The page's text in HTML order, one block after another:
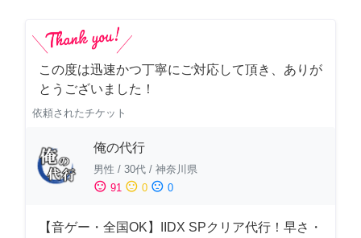
この度は迅速かつ丁寧にご対応して頂き、ありが
とうございました！
依頼されたチケット
俺の代行
男性 / 30代 / 神奈川県
sentiment_satisfied 91 sentiment_neutral 0 sentiment_dissatisfied 0
【音ゲー・全国OK】IIDX SPクリア代行！早さ・